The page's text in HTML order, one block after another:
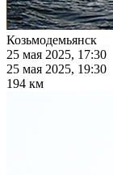
Козьмодемьянск
25 мая 2025, 17:30
25 мая 2025, 19:30
194 км